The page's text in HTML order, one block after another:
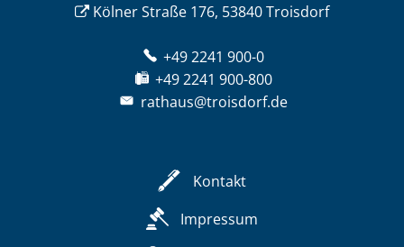
Kölner Straße 176, 53840 Troisdorf
+49 2241 900-0
+49 2241 900-800
rathaus@troisdorf.de
Kontakt
Impressum